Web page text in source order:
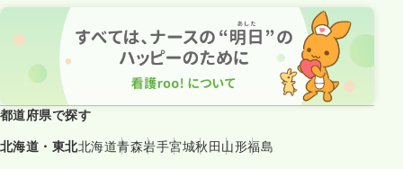
都道府県で探す
北海道・東北北海道青森岩手宮城秋田山形福島